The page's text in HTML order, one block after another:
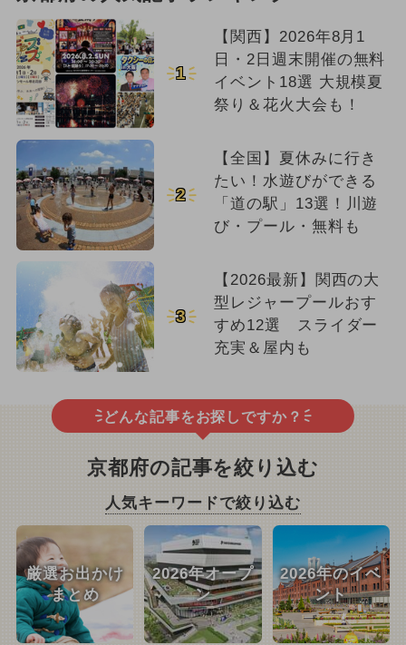
1
【関西】2026年8月1
日・2日週末開催の無料
イベント18選 大規模夏
祭り＆花火大会も！
2
【全国】夏休みに行き
たい！水遊びができる
「道の駅」13選！川遊
び・プール・無料も
3
【2026最新】関西の大
型レジャープールおす
すめ12選 スライダー
充実＆屋内も
どんな記事をお探しですか？
京都府の記事を絞り込む
人気キーワードで絞り込む
厳選お出かけ
まとめ
2026年オープ
ン
2026年のイベ
ント